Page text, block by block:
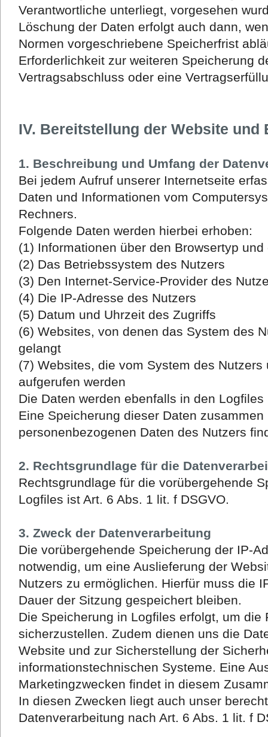
Verantwortliche unterliegt, vorgesehen
Löschung der Daten erfolgt auch dann,
Normen vorgeschriebene Speicherfrist
Erforderlichkeit zur weiteren Speicherung
Vertragsabschluss oder eine
IV. Bereitstellung der Website
1. Beschreibung und Umfang der
Bei jedem Aufruf unserer Internetseite
Daten und Informationen vom
Rechners.
Folgende Daten werden hierbei erhoben:
(1) Informationen über den Browsertyp
(2) Das Betriebssystem des Nutzers
(3) Den Internet-Service-Provider des
(4) Die IP-Adresse des Nutzers
(5) Datum und Uhrzeit des Zugriffs
(6) Websites, von denen das System des
gelangt
(7) Websites, die vom System des Nutzers
aufgerufen werden
Die Daten werden ebenfalls in den
Eine Speicherung dieser Daten zusammen
personenbezogenen Daten des Nutzers
2. Rechtsgrundlage für die
Rechtsgrundlage für die vorübergehende
Logfiles ist Art. 6 Abs. 1 lit. f DSGVO.
3. Zweck der Datenverarbeitung
Die vorübergehende Speicherung der IP-
notwendig, um eine Auslieferung der
Nutzers zu ermöglichen. Hierfür muss die
Dauer der Sitzung gespeichert bleiben.
Die Speicherung in Logfiles erfolgt, um
sicherzustellen. Zudem dienen uns die
Website und zur Sicherstellung der
informationstechnischen Systeme. Eine
Marketingzwecken findet in diesem
In diesen Zwecken liegt auch unser
Datenverarbeitung nach Art. 6 Abs. 1 lit. f